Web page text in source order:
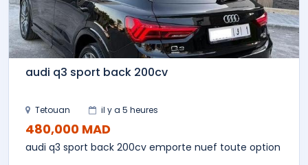
audi q3 sport back 200cv
Tetouan il y a 5 heures
480,000 MAD
audi q3 sport back 200cv emporte nuef toute option